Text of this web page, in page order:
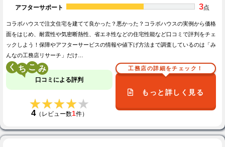
アフターサポート
3点
コラボハウスで注文住宅を建てて良かった？悪かった？コラボハウスの実例から価格
面をはじめ、耐震性や気密断熱性、省エネ性などの住宅性能など口コミで評判をチェ
ックしよう！保障やアフターサービスの情報や値下げ方法まで調査しているのは「み
んなの工務店リサーチ」だけ…
く こ
口コミによる評判
★★★★★
★★★★★
4（レビュー数1件）
工務店の詳細をチェック！
もっと詳しく見る